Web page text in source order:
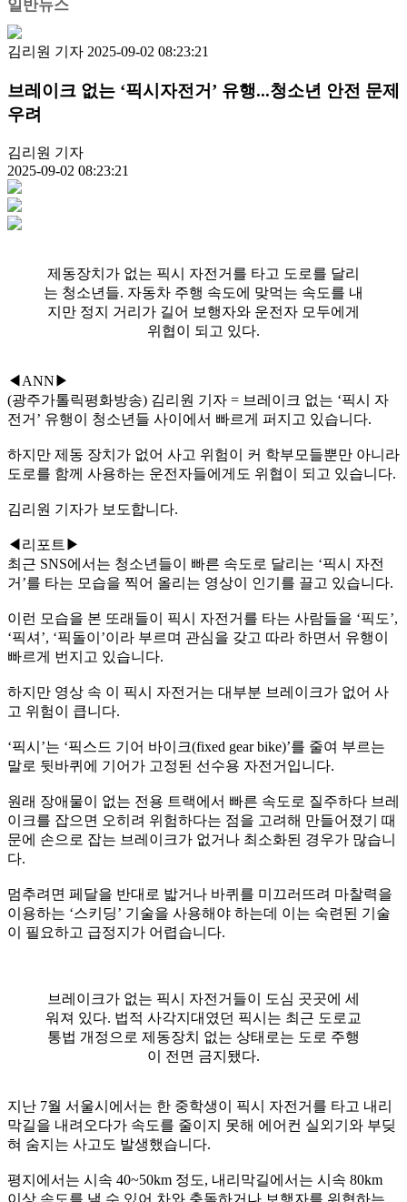
일반뉴스
김리원 기자 2025-09-02 08:23:21
브레이크 없는 ‘픽시자전거’ 유행...청소년 안전 문제
우려
김리원 기자
2025-09-02 08:23:21
제동장치가 없는 픽시 자전거를 타고 도로를 달리
는 청소년들. 자동차 주행 속도에 맞먹는 속도를 내
지만 정지 거리가 길어 보행자와 운전자 모두에게
위협이 되고 있다.
◀ANN▶
(광주가톨릭평화방송) 김리원 기자 = 브레이크 없는 ‘픽시 자
전거’ 유행이 청소년들 사이에서 빠르게 퍼지고 있습니다.
하지만 제동 장치가 없어 사고 위험이 커 학부모들뿐만 아니라
도로를 함께 사용하는 운전자들에게도 위협이 되고 있습니다.
김리원 기자가 보도합니다.
◀리포트▶
최근 SNS에서는 청소년들이 빠른 속도로 달리는 ‘픽시 자전
거’를 타는 모습을 찍어 올리는 영상이 인기를 끌고 있습니다.
이런 모습을 본 또래들이 픽시 자전거를 타는 사람들을 ‘픽도’,
‘픽셔’, ‘픽돌이’이라 부르며 관심을 갖고 따라 하면서 유행이
빠르게 번지고 있습니다.
하지만 영상 속 이 픽시 자전거는 대부분 브레이크가 없어 사
고 위험이 큽니다.
‘픽시’는 ‘픽스드 기어 바이크(fixed gear bike)’를 줄여 부르는
말로 뒷바퀴에 기어가 고정된 선수용 자전거입니다.
원래 장애물이 없는 전용 트랙에서 빠른 속도로 질주하다 브레
이크를 잡으면 오히려 위험하다는 점을 고려해 만들어졌기 때
문에 손으로 잡는 브레이크가 없거나 최소화된 경우가 많습니
다.
멈추려면 페달을 반대로 밟거나 바퀴를 미끄러뜨려 마찰력을
이용하는 ‘스키딩’ 기술을 사용해야 하는데 이는 숙련된 기술
이 필요하고 급정지가 어렵습니다.
브레이크가 없는 픽시 자전거들이 도심 곳곳에 세
워져 있다. 법적 사각지대였던 픽시는 최근 도로교
통법 개정으로 제동장치 없는 상태로는 도로 주행
이 전면 금지됐다.
지난 7월 서울시에서는 한 중학생이 픽시 자전거를 타고 내리
막길을 내려오다가 속도를 줄이지 못해 에어컨 실외기와 부딪
혀 숨지는 사고도 발생했습니다.
평지에서는 시속 40~50km 정도, 내리막길에서는 시속 80km
이상 속도를 낼 수 있어 차와 충돌하거나 보행자를 위협하는